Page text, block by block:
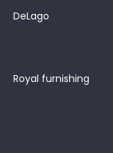
DeLago
Royal furnishing